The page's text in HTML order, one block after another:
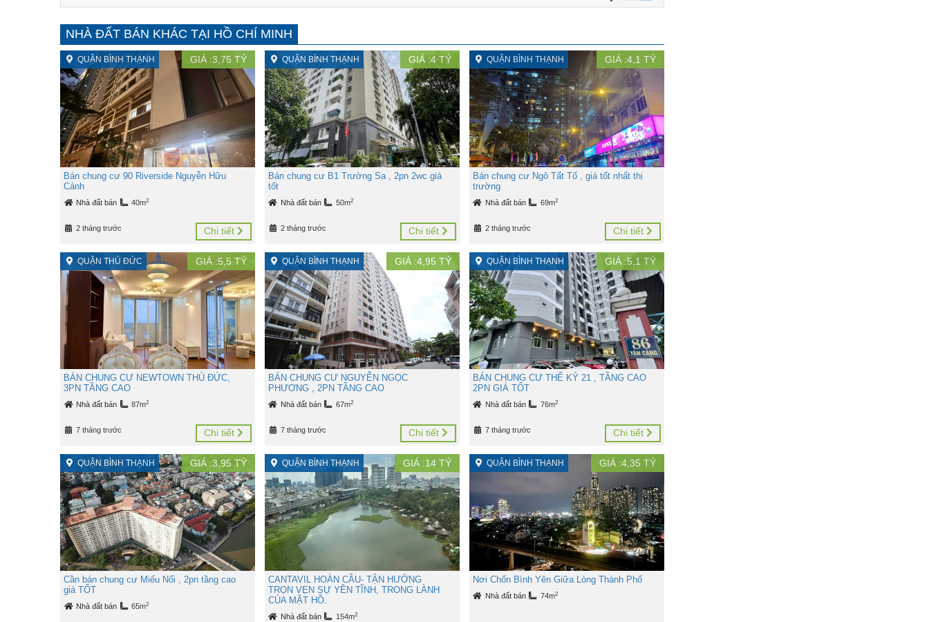
NHÀ ĐẤT BÁN KHÁC TẠI HỒ CHÍ MINH
QUẬN BÌNH THẠNH GIÁ :3,75 TỶ
Bán chung cư 90 Riverside Nguyễn Hữu
Cảnh
Nhà đất bán 40m2
2 tháng trước Chi tiết
QUẬN BÌNH THẠNH GIÁ :4TỶ
Bán chung cư B1 Trường Sa , 2pn 2wc giá
tốt
Nhà đất bán 50m2
2 tháng trước Chi tiết
QUẬN BÌNH THẠNH GIÁ :4,1 TỶ
Bán chung cư Ngô Tất Tố , giá tốt nhất thị
trường
Nhà đất bán 69m2
2 tháng trước Chi tiết
QUẬN THỦ ĐỨC GIÁ :5,5TỶ
BÁN CHUNG CƯ NEWTOWN THỦ ĐỨC,
3PN TẦNG CAO
Nhà đất bán 87m2
7 tháng trước Chi tiết
QUẬN BÌNH THẠNH GIÁ :4,95 TỶ
BÁN CHUNG CƯ NGUYỄN NGỌC
PHƯƠNG , 2PN TẦNG CAO
Nhà đất bán 67m2
7 tháng trước Chi tiết
QUẬN BÌNH THẠNH GIÁ :5,1 TỶ
BÁN CHUNG CƯ THẾ KỶ 21 , TẦNG CAO
2PN GIÁ TỐT
Nhà đất bán 76m2
7 tháng trước Chi tiết
QUẬN BÌNH THẠNH GIÁ :3,95TỶ
Cần bán chung cư Miếu Nổi , 2pn tầng cao
giá TỐT
Nhà đất bán 65m2
QUẬN BÌNH THẠNH GIÁ :14TỶ
CANTAVIL HOÀN CẦU- TẬN HƯỞNG
TRỌN VẸN SỰ YÊN TĨNH, TRONG LÀNH
CỦA MẶT HỒ.
Nhà đất bán 154m2
QUẬN BÌNH THẠNH GIÁ :4,35 TỶ
Nơi Chốn Bình Yên Giữa Lòng Thành Phố
Nhà đất bán 74m2